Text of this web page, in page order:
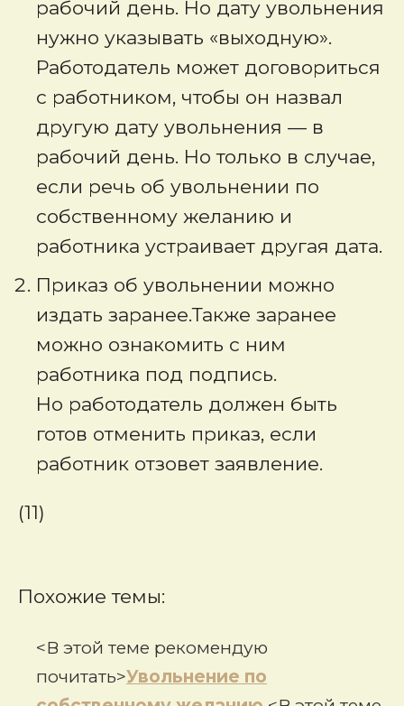
рабочий день. Но дату увольнения
нужно указывать «выходную».
Работодатель может договориться
с работником, чтобы он назвал
другую дату увольнения — в
рабочий день. Но только в случае,
если речь об увольнении по
собственному желанию и
работника устраивает другая дата.
Приказ об увольнении можно
издать заранее.Также заранее
можно ознакомить с ним
работника под подпись.
Но работодатель должен быть
готов отменить приказ, если
работник отзовет заявление.
(11)
Похожие темы:
<В этой теме рекомендую
почитать>Увольнение по